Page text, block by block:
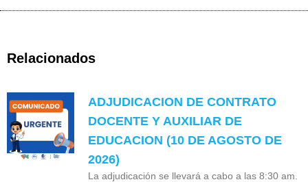
Relacionados
ADJUDICACION DE CONTRATO
DOCENTE Y AUXILIAR DE
EDUCACION (10 DE AGOSTO DE
2026)
La adjudicación se llevará a cabo a las 8:30 am.